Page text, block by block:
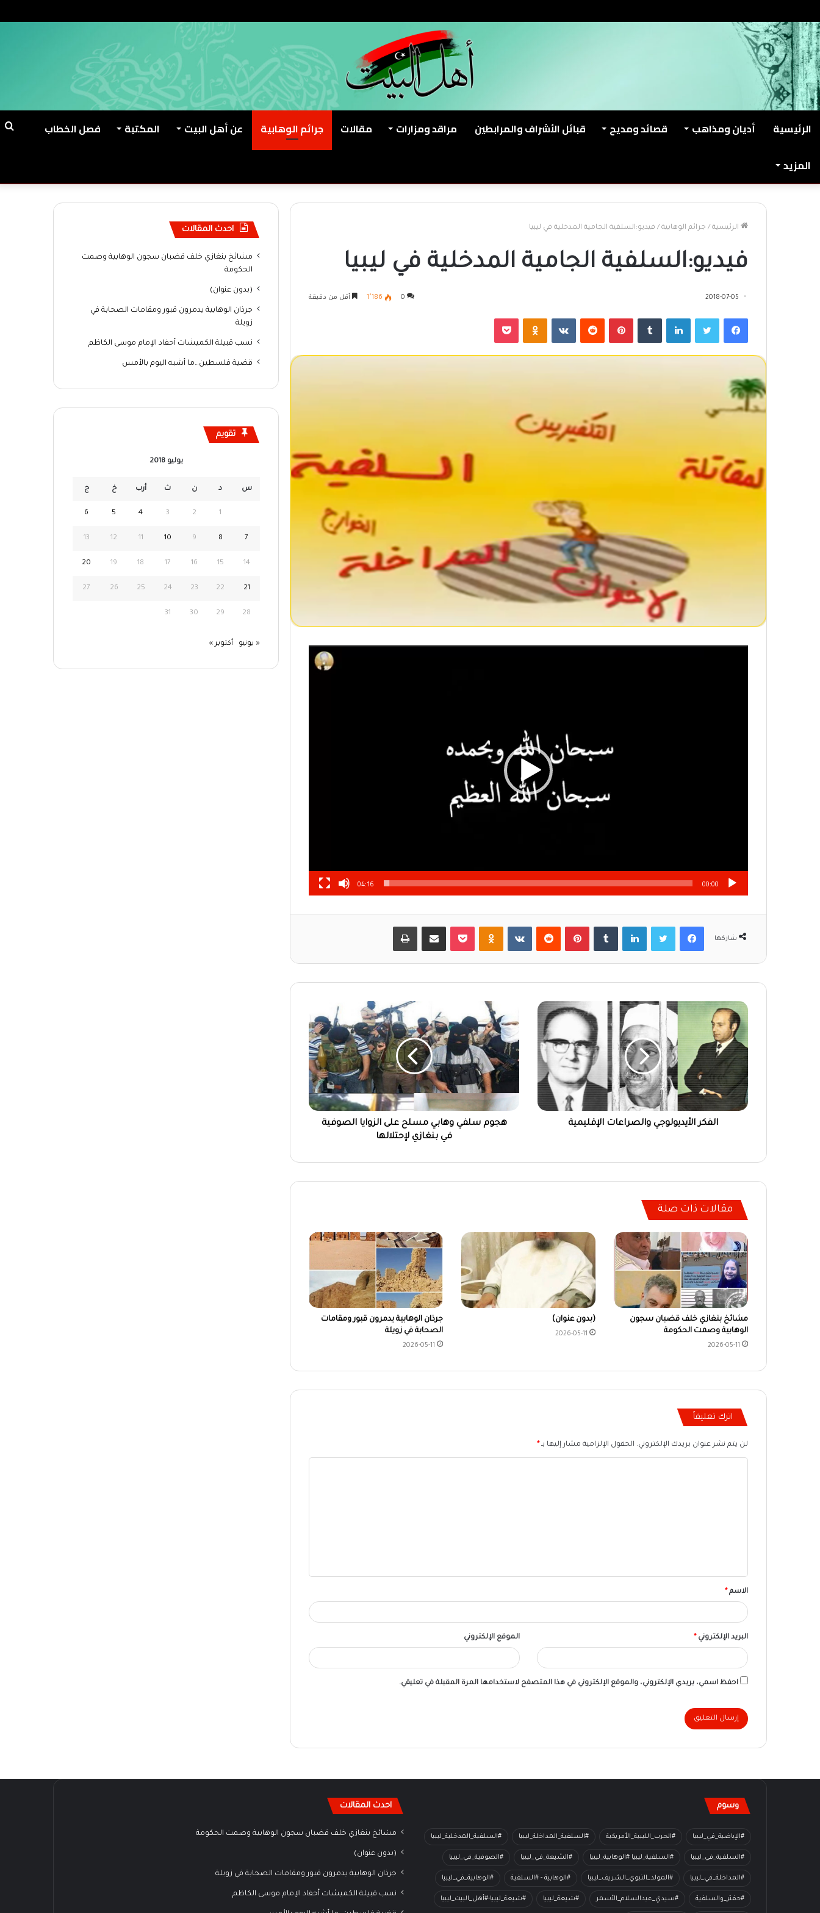
الرئيسية أديان ومذاهب قصائد ومديح قبائل الأشراف والمرابطين مراقد ومزارات مقالات جرائم الوهابية عن أهل البيت المكتبة
فصل الخطاب
المزيد
الرئيسية / جرائم الوهابية / فيديو:السلفية الجامية المدخلية في ليبيا
فيديو:السلفية الجامية المدخلية في ليبيا
2018-07-05
0 1٬186 أقل من دقيقة
فيسبوك لينكدإن بينتيريست
مشغل
00:00
04:16
شاركها
فيسبوك لينكدإن بينتيريست بوكيت
الفكر الأيديولوجي والصراعات الإقليمية
هجوم سلفي وهابي مسلح على الزوايا الصوفية
في بنغازي لإحتلالها
مقالات ذات صلة
مشائخ بنغازي خلف قضبان سجون
الوهابية وصمت الحكومة
2026-05-11
(بدون عنوان)
2026-05-11
جرذان الوهابية يدمرون قبور ومقامات
الصحابة في زويلة
2026-05-11
اترك تعليقاً
لن يتم نشر عنوان بريدك الإلكتروني. الحقول الإلزامية مشار إليها بـ *
ق
الاسم *
البريد الإلكتروني * الموقع الإلكتروني
احفظ اسمي، بريدي الإلكتروني، والموقع الإلكتروني في هذا المتصفح لاستخدامها المرة المقبلة في تعليقي.
احدث المقالات
مشائخ بنغازي خلف قضبان سجون الوهابية وصمت
الحكومة
(بدون عنوان)
جرذان الوهابية يدمرون قبور ومقامات الصحابة في
زويلة
نسب قبيلة الكميشات أحفاد الإمام موسى الكاظم
قضية فلسطين…ما أشبه اليوم بالأمس
تقويم
يوليو 2018
س د ن ث أرب خ ج
1
2
3
4
5
6
7
8
9
10
11
12
13
14
15
16
17
18
19
20
21
22
23
24
25
26
27
28
29
30
31
« يونيو أكتوبر »
وسوم
#الإباضية_في_ليبيا #الحرب_الليبية_الأمريكية #السلفية_المداخلة_ليبيا #السلفية_المدخلية_ليبيا
#السلفية_في_ليبيا #السلفية_ليبيا #الوهابية_ليبيا #الشيعة_في_ليبيا #الصوفية_في_ليبيا
#المداخلة_في_ليبيا #المولد_النبوي_الشريف_ليبيا #الوهابية - #السلفية #الوهابية_في_ليبيا
#حفتر_والسلفية #سيدي_عبدالسلام_الأسمر #شيعة_ليبيا #شيعة_ليبيا-#أهل_البيت_ليبيا
احدث المقالات
مشائخ بنغازي خلف قضبان سجون الوهابية وصمت الحكومة
(بدون عنوان)
جرذان الوهابية يدمرون قبور ومقامات الصحابة في زويلة
نسب قبيلة الكميشات أحفاد الإمام موسى الكاظم